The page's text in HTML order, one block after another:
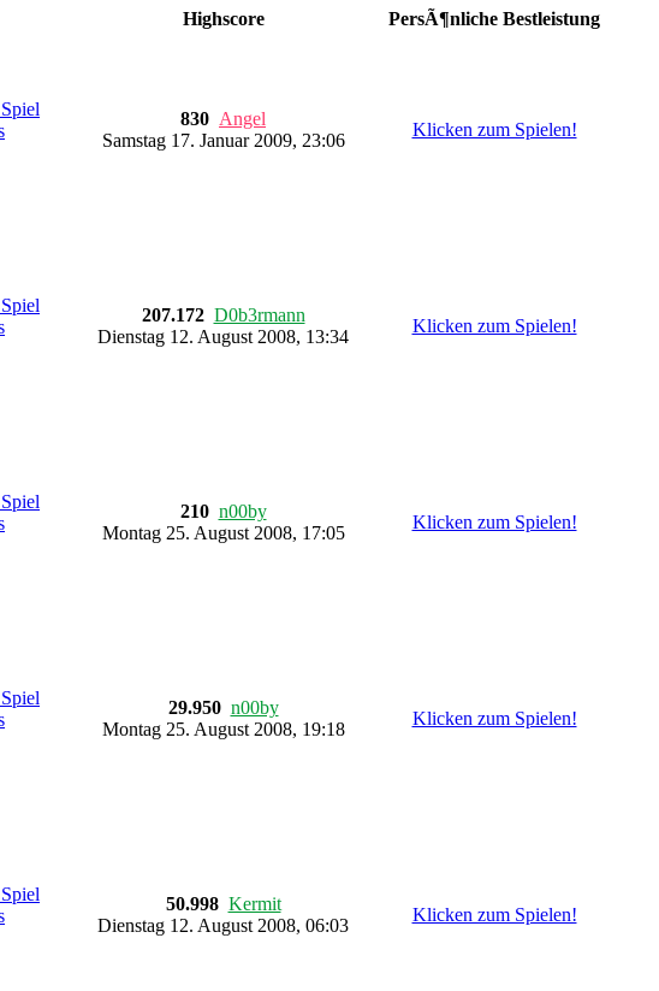
Highscore PersÃ¶nliche Bestleistung
830 Angel
Samstag 17. Januar 2009, 23:06
Klicken zum Spielen!
207.172 D0b3rmann
Dienstag 12. August 2008, 13:34
Klicken zum Spielen!
210 n00by
Montag 25. August 2008, 17:05
Klicken zum Spielen!
29.950 n00by
Montag 25. August 2008, 19:18
Klicken zum Spielen!
50.998 Kermit
Dienstag 12. August 2008, 06:03
Klicken zum Spielen!